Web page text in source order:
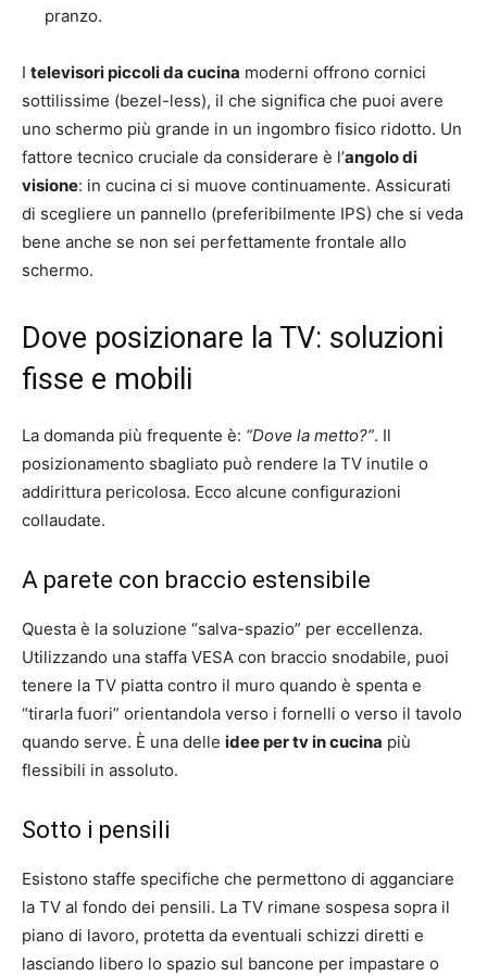
pranzo.
I televisori piccoli da cucina moderni offrono cornici
sottilissime (bezel-less), il che significa che puoi avere
uno schermo più grande in un ingombro fisico ridotto. Un
fattore tecnico cruciale da considerare è l’angolo di
visione: in cucina ci si muove continuamente. Assicurati
di scegliere un pannello (preferibilmente IPS) che si veda
bene anche se non sei perfettamente frontale allo
schermo.
Dove posizionare la TV: soluzioni
fisse e mobili
La domanda più frequente è: “Dove la metto?”. Il
posizionamento sbagliato può rendere la TV inutile o
addirittura pericolosa. Ecco alcune configurazioni
collaudate.
A parete con braccio estensibile
Questa è la soluzione “salva-spazio” per eccellenza.
Utilizzando una staffa VESA con braccio snodabile, puoi
tenere la TV piatta contro il muro quando è spenta e
“tirarla fuori” orientandola verso i fornelli o verso il tavolo
quando serve. È una delle idee per tv in cucina più
flessibili in assoluto.
Sotto i pensili
Esistono staffe specifiche che permettono di agganciare
la TV al fondo dei pensili. La TV rimane sospesa sopra il
piano di lavoro, protetta da eventuali schizzi diretti e
lasciando libero lo spazio sul bancone per impastare o